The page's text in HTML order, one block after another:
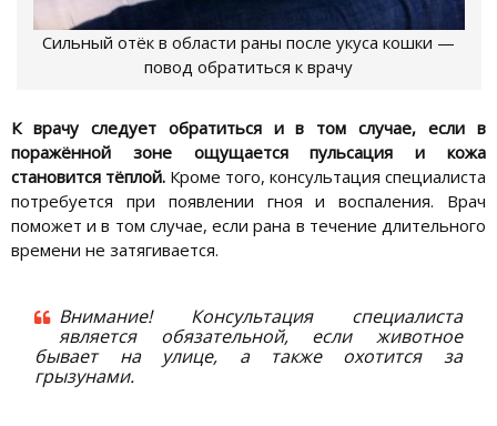
Сильный отёк в области раны после укуса кошки —
повод обратиться к врачу
К врачу следует обратиться и в том случае, если в
поражённой зоне ощущается пульсация и кожа
становится тёплой. Кроме того, консультация специалиста
потребуется при появлении гноя и воспаления. Врач
поможет и в том случае, если рана в течение длительного
времени не затягивается.
Внимание! Консультация специалиста
является обязательной, если животное
бывает на улице, а также охотится за
грызунами.